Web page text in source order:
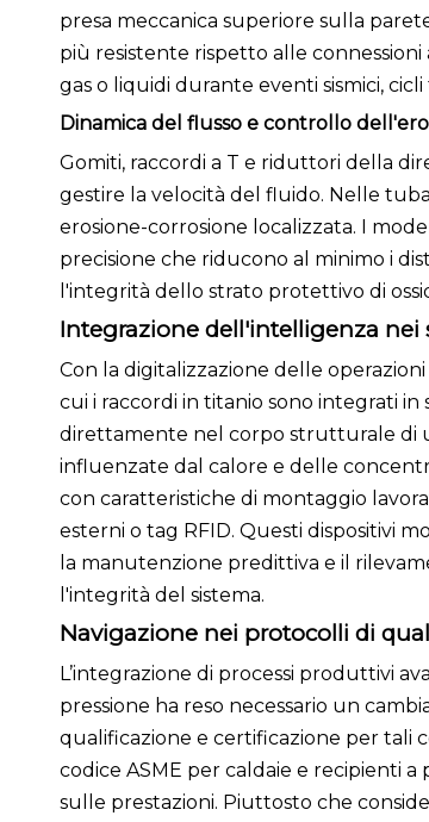
presa meccanica superiore sulla
più resistente rispetto alle
gas o liquidi durante eventi sismici,
Dinamica del flusso e controllo
Gomiti, raccordi a T e riduttori della
gestire la velocità del fluido. Nelle
erosione-corrosione localizzata. I
precisione che riducono al minimo i
l'integrità dello strato protettivo di
Integrazione dell'intelligenza nei
Con la digitalizzazione delle
cui i raccordi in titanio sono integrati
direttamente nel corpo strutturale di
influenzate dal calore e delle
con caratteristiche di montaggio
esterni o tag RFID. Questi dispositivi
la manutenzione predittiva e il
l'integrità del sistema.
Navigazione nei protocolli di
L’integrazione di processi produttivi
pressione ha reso necessario un
qualificazione e certificazione per tali
codice ASME per caldaie e recipienti
sulle prestazioni. Piuttosto che